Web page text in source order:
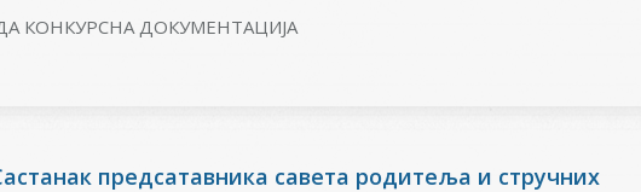
КОНКУРСНА ДОКУМЕНТАЦИЈА
предсатавника савета родитеља и стручних